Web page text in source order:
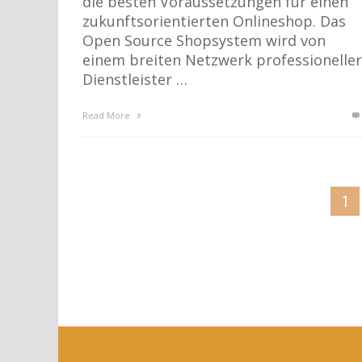
zukunftsorientierten Onlineshop. Das
Open Source Shopsystem wird von
einem breiten Netzwerk professioneller
Dienstleister …
Read More
1